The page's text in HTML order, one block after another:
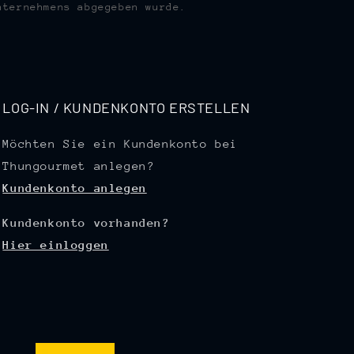
abgegeben wurde.
LOG-IN / KUNDENKONTO ERSTELLEN
Möchten Sie ein Kundenkonto bei
Thungourmet anlegen?
Kundenkonto anlegen
Kundenkonto vorhanden?
Hier einloggen